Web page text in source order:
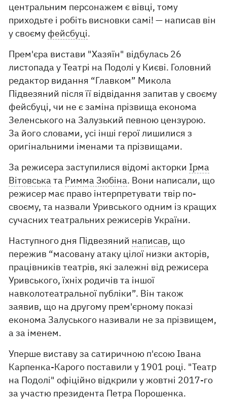
центральним персонажем є вівці, тому
приходьте і робіть висновки самі! — написав він
у своєму фейсбуці.
Прем'єра вистави "Хазяїн" відбулась 26
листопада у Театрі на Подолі у Києві. Головний
редактор видання “Главком” Микола
Підвезяний після її відвідання запитав у своєму
фейсбуці, чи не є заміна прізвища економа
Зеленського на Залузький певною цензурою.
За його словами, усі інші герої лишилися з
оригінальними іменами та прізвищами.
За режисера заступилися відомі акторки Ірма
Вітовська та Римма Зюбіна. Вони написали, що
режисер має право інтерпретувати твір по-
своєму, та назвали Уривського одним із кращих
сучасних театральних режисерів України.
Наступного дня Підвезяний написав, що
пережив “масовану атаку цілої низки акторів,
працівників театрів, які залежні від режисера
Уривського, їхніх родичів та іншої
навколотеатральної публіки”. Він також
заявив, що на другому прем'єрному показі
економа Залуського називали не за прізвищем,
а за іменем.
Уперше виставу за сатиричною п'єсою Івана
Карпенка-Карого поставили у 1901 році. "Театр
на Подолі" офіційно відкрили у жовтні 2017-го
за участю президента Петра Порошенка.